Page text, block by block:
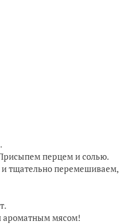
перцем и солью.
тщательно перемешиваем,
ароматным мясом!